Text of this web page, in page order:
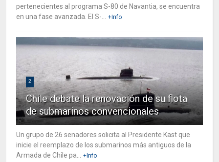
pertenecientes al programa S-80 de Navantia, se encuentra
en una fase avanzada. El S-...
+Info
2
Chile debate la renovación de su flota
de submarinos convencionales
Un grupo de 26 senadores solicita al Presidente Kast que
inicie el reemplazo de los submarinos más antiguos de la
Armada de Chile pa...
+Info